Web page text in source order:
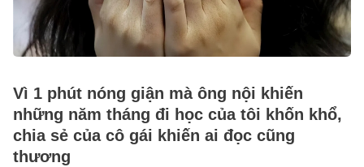
Vì 1 phút nóng giận mà ông nội khiến
những năm tháng đi học của tôi khốn khổ,
chia sẻ của cô gái khiến ai đọc cũng
thương